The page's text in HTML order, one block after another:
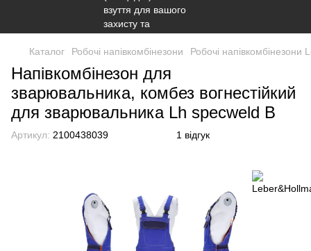
Каталог Робочі напівкомбінезони Робочі напівкомбінезони
Напівкомбінезон для
зварювальника, комбез вогнестійкий
для зварювальника Lh specweld B
Артикул: 2100438039 1 відгук